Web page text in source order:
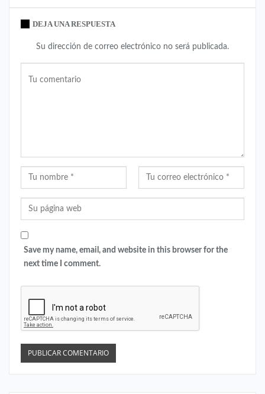
DEJA UNA RESPUESTA
Su dirección de correo electrónico no será publicada.
Save my name, email, and website in this browser for the
next time I comment.